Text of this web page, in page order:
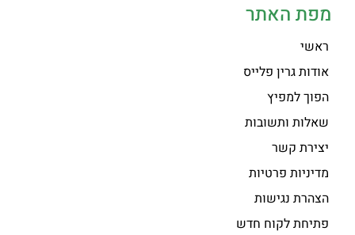
מפת האתר
ראשי
אודות גרין פלייס
הפוך למפיץ
שאלות ותשובות
יצירת קשר
מדיניות פרטיות
הצהרת נגישות
פתיחת לקוח חדש